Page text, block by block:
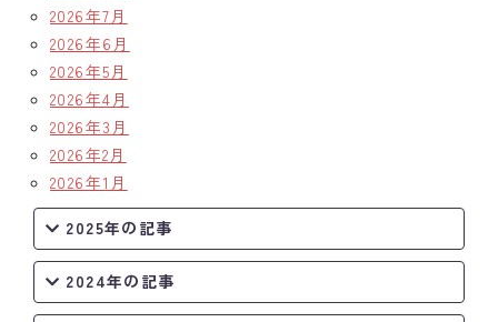
2026年7月
2026年6月
2026年5月
2026年4月
2026年3月
2026年2月
2026年1月
2025年の記事
2024年の記事